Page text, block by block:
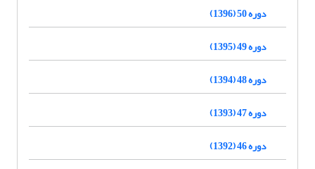
دوره 50 (1396)
دوره 49 (1395)
دوره 48 (1394)
دوره 47 (1393)
دوره 46 (1392)